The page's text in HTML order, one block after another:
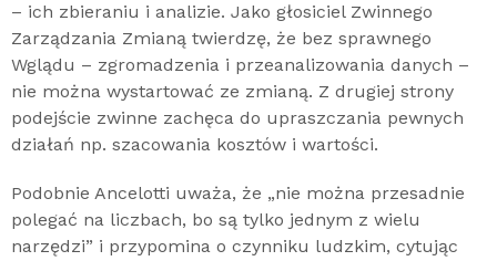
– ich zbieraniu i analizie. Jako głosiciel Zwinnego
Zarządzania Zmianą twierdzę, że bez sprawnego
Wglądu – zgromadzenia i przeanalizowania danych –
nie można wystartować ze zmianą. Z drugiej strony
podejście zwinne zachęca do upraszczania pewnych
działań np. szacowania kosztów i wartości.
Podobnie Ancelotti uważa, że „nie można przesadnie
polegać na liczbach, bo są tylko jednym z wielu
narzędzi” i przypomina o czynniku ludzkim, cytując